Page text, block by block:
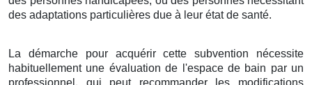
des adaptations particulières due à leur état de santé.
La démarche pour acquérir cette subvention nécessite
habituellement une évaluation de l'espace de bain par un
professionnel, qui peut recommander les modifications